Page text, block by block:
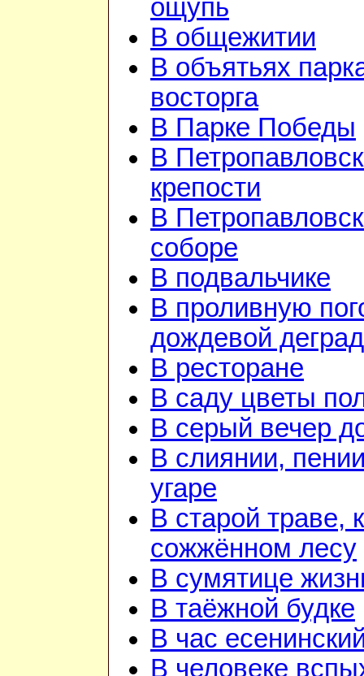
ощупь
В общежитии
В объятьях
восторга
В Парке Победы
В
крепости
В
соборе
В подвальчике
В проливную
дождевой
В ресторане
В саду цветы
В серый вечер
В слиянии,
угаре
В старой траве,
сожжённом лесу
В сумятице
В таёжной будке
В час
В человеке